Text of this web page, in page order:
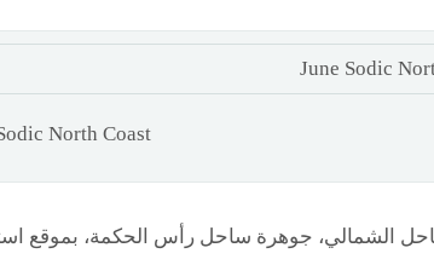
North Coast
الشمالي، جوهرة ساحل رأس الحكمة، بموقع